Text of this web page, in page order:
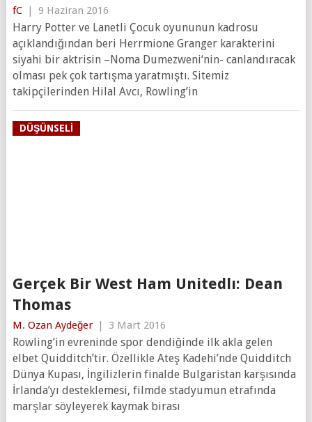
fC | 9 Haziran 2016
Harry Potter ve Lanetli Çocuk oyununun kadrosu
açıklandığından beri Herrmione Granger karakterini
siyahi bir aktrisin –Noma Dumezweni‘nin- canlandıracak
olması pek çok tartışma yaratmıştı. Sitemiz
takipçilerinden Hilal Avcı, Rowling’in
DÜŞÜNSELI
Gerçek Bir West Ham Unitedlı: Dean
Thomas
M. Ozan Aydeğer | 3 Mart 2016
Rowling’in evreninde spor dendiğinde ilk akla gelen
elbet Quidditch’tir. Özellikle Ateş Kadehi’nde Quidditch
Dünya Kupası, İngilizlerin finalde Bulgaristan karşısında
İrlanda’yı desteklemesi, filmde stadyumun etrafında
marşlar söyleyerek kaymak birası